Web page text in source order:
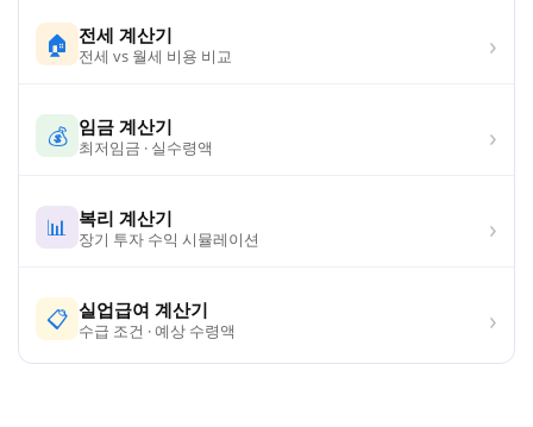
🏠 전세 계산기
전세 vs 월세 비용 비교 ›
💰 임금 계산기
최저임금 · 실수령액 ›
📊 복리 계산기
장기 투자 수익 시뮬레이션 ›
📋 실업급여 계산기
수급 조건 · 예상 수령액 ›